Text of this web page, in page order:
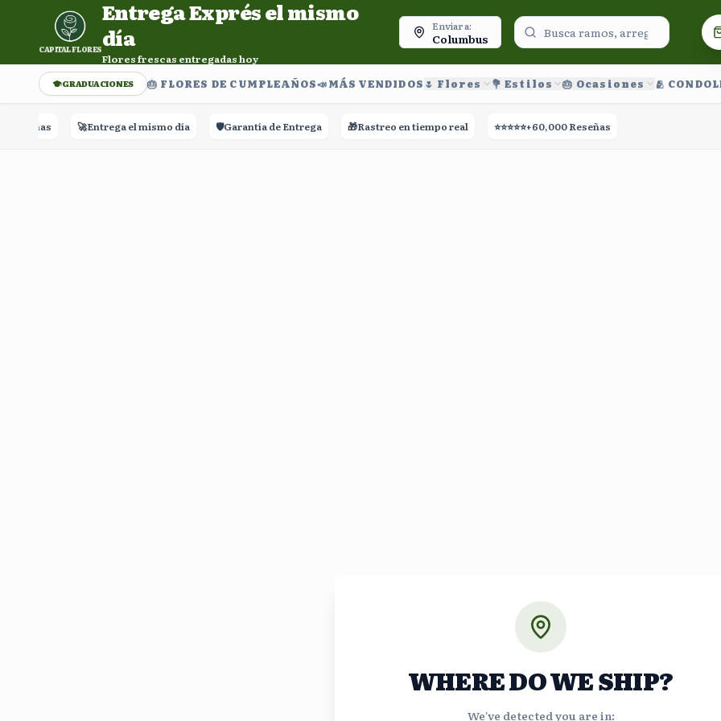
Entrega Exprés el mismo día. Flores frescas entregadas hoy.
CAPITAL FLORES
Entrega Exprés el mismo
día
Flores frescas entregadas hoy
Enviar a:
Columbus
GRADUACIONES 🎂 FLORES DE CUMPLEAÑOS📣​MÁS VENDIDOS 🌷 Flores 💐 Estilos 🎂 Ocasiones 🫂
Entrega el mismo día Garantía de Entrega Rastreo en tiempo real ⭐⭐⭐⭐⭐+60,000 Reseñas
WHERE DO WE SHIP?
We've detected you are in: